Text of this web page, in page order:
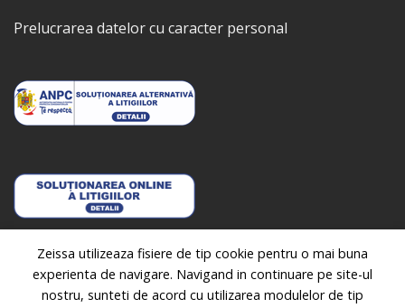
Prelucrarea datelor cu caracter personal
SOCIAL
Zeissa utilizeaza fisiere de tip cookie pentru o mai buna
experienta de navigare. Navigand in continuare pe site-ul
nostru, sunteti de acord cu utilizarea modulelor de tip